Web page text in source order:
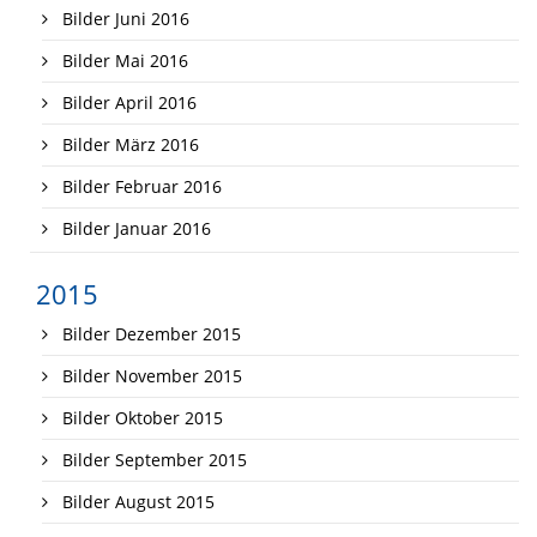
Bilder Juni 2016
Bilder Mai 2016
Bilder April 2016
Bilder März 2016
Bilder Februar 2016
Bilder Januar 2016
2015
Bilder Dezember 2015
Bilder November 2015
Bilder Oktober 2015
Bilder September 2015
Bilder August 2015